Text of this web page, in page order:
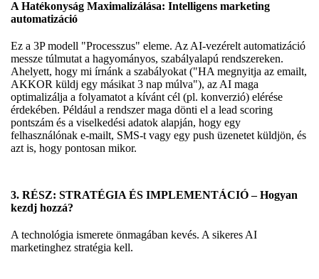
A Hatékonyság Maximalizálása: Intelligens marketing
automatizáció
Ez a 3P modell "Processzus" eleme. Az AI-vezérelt automatizáció
messze túlmutat a hagyományos, szabályalapú rendszereken.
Ahelyett, hogy mi írnánk a szabályokat ("HA megnyitja az emailt,
AKKOR küldj egy másikat 3 nap múlva"), az AI maga
optimalizálja a folyamatot a kívánt cél (pl. konverzió) elérése
érdekében. Például a rendszer maga dönti el a lead scoring
pontszám és a viselkedési adatok alapján, hogy egy
felhasználónak e-mailt, SMS-t vagy egy push üzenetet küldjön, és
azt is, hogy pontosan mikor.
3. RÉSZ: STRATÉGIA ÉS IMPLEMENTÁCIÓ – Hogyan
kezdj hozzá?
A technológia ismerete önmagában kevés. A sikeres AI
marketinghez stratégia kell.